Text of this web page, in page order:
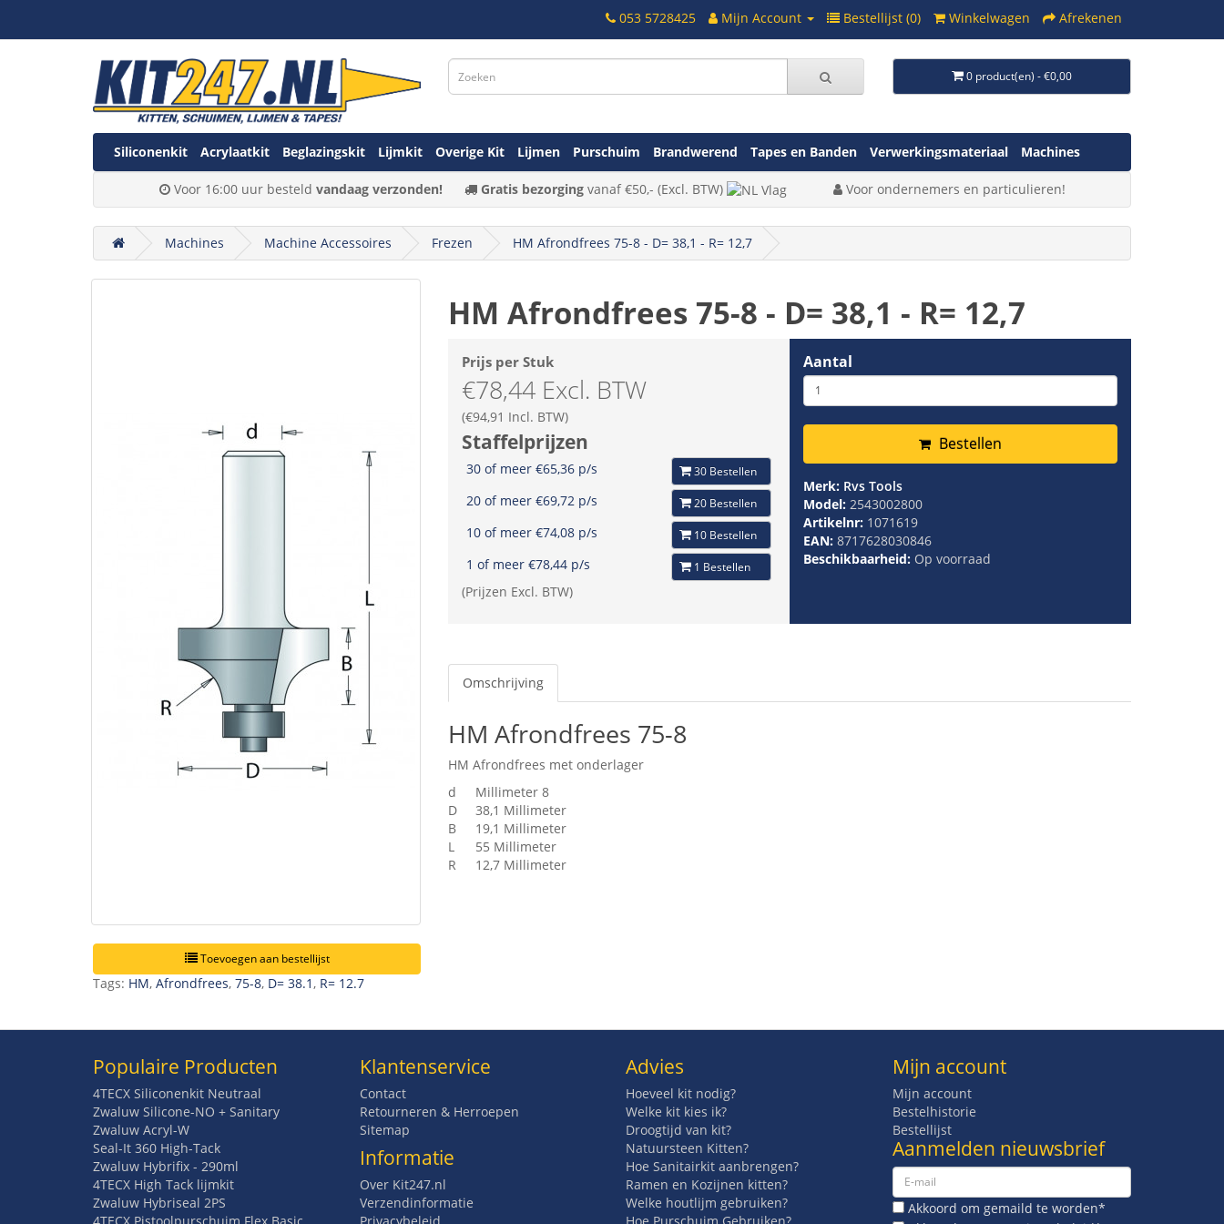
053 5728425 Mijn Account Bestellijst (0) Winkelwagen Afrekenen
0 product(en) - €0,00
Siliconenkit Acrylaatkit Beglazingskit Lijmkit Overige Kit Lijmen Purschuim Brandwerend Tapes en Banden Verwerkingsmateriaal Machines
Voor 16:00 uur besteld vandaag verzonden! Gratis bezorgingvanaf€50,- (Excl. BTW) Voor ondernemers en particulieren!
Machines Machine Accessoires Frezen HM Afrondfrees 75-8 - D= 38,1 - R= 12,7
Toevoegen aan bestellijst
HM Afrondfrees 75-8 - D= 38,1 - R= 12,7
Prijs per Stuk
€78,44 Excl. BTW
(€94,91 Incl. BTW)
Staffelprijzen
30 of meer €65,36 p/s 30 Bestellen
20 of meer €69,72 p/s 20 Bestellen
10 of meer €74,08 p/s 10 Bestellen
1 of meer €78,44 p/s 1 Bestellen
(Prijzen Excl. BTW)
Aantal
Bestellen
Merk: Rvs Tools
Model: 2543002800
Artikelnr: 1071619
EAN: 8717628030846
Beschikbaarheid: Op voorraad
Omschrijving
HM Afrondfrees 75-8
HM Afrondfrees met onderlager
d
Millimeter 8
D
38,1 Millimeter
B
19,1 Millimeter
L
55 Millimeter
R
12,7 Millimeter
Tags: HM, Afrondfrees, 75-8, D= 38.1 , R= 12.7
Populaire Producten
4TECX Siliconenkit Neutraal
Zwaluw Silicone-NO + Sanitary
Zwaluw Acryl-W
Seal-It 360 High-Tack
Zwaluw Hybrifix - 290ml
4TECX High Tack lijmkit
Zwaluw Hybriseal 2PS
4TECX Pistoolpurschuim Flex Basic
Klantenservice
Contact
Retourneren & Herroepen
Sitemap
Informatie
Over Kit247.nl
Verzendinformatie
Privacybeleid
Advies
Hoeveel kit nodig?
Welke kit kies ik?
Droogtijd van kit?
Natuursteen Kitten?
Hoe Sanitairkit aanbrengen?
Ramen en Kozijnen kitten?
Welke houtlijm gebruiken?
Hoe Purschuim Gebruiken?
Mijn account
Mijn account
Bestelhistorie
Bestellijst
Aanmelden nieuwsbrief
Akkoord om gemaild te worden*